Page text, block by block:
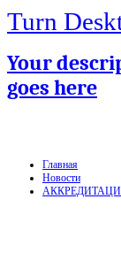
Turn
Your
goes here
Главная
Новости